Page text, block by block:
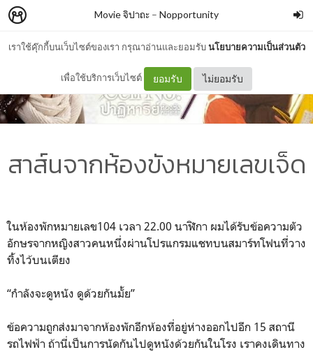
เราใช้คุ๊กกี้บนเว็บไซต์ของเรา กรุณาอ่านและยอมรับนโยบายความเป็นส่วนตัว
เพื่อใช้บริการเว็บไซต์ ยอมรับ ไม่ยอมรับ
Movie จิปาถะ – Nopportunity
สาส์นจากห้องขังหมายเลขเจ็ด
ในห้องพักหมายเลข104 เวลา 22.00 นาฬิกา ผมได้รับข้อความตัว
อักษรจากหญิงสาวคนหนึ่งผ่านโปรแกรมแชทบนสมาร์ทโฟนที่วาง
ทิ้งไว้บนเตียง
“กำลังจะดูหนัง ดูด้วยกันมั้ย”
ข้อความถูกส่งมาจากห้องพักอีกห้องที่อยู่ห่างออกไปอีก 15 สถานี
รถไฟฟ้า ถ้านี่เป็นการนัดกันไปดูหนังด้วยกันในโรง เราคงเดินทาง